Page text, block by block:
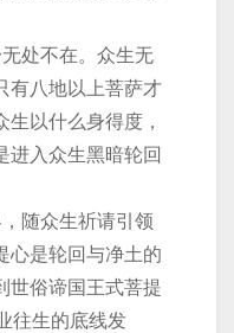
处不在。众生无
有八地以上菩萨才
以什么身得度，
进入众生黑暗轮回
随众生祈请引领
心是轮回与净土的
世俗谛国王式菩提
往生的底线发